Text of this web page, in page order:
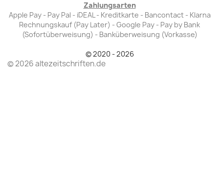
Zahlungsarten
Apple Pay - Pay Pal - iDEAL - Kreditkarte - Bancontact - Klarna
Rechnungskauf (Pay Later) - Google Pay - Pay by Bank
(Sofortüberweisung) - Banküberweisung (Vorkasse)
© 2020 - 2026
© 2026 altezeitschriften.de